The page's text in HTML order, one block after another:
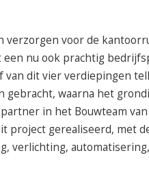
Elektrotechniek
IT
Webshop
050 – 54 91 662
Route
verzorgen voor de
nu ook prachtig
van dit vier verdiepingen
gebracht, waarna het
in het Bouwteam
project gerealiseerd, met
verlichting,